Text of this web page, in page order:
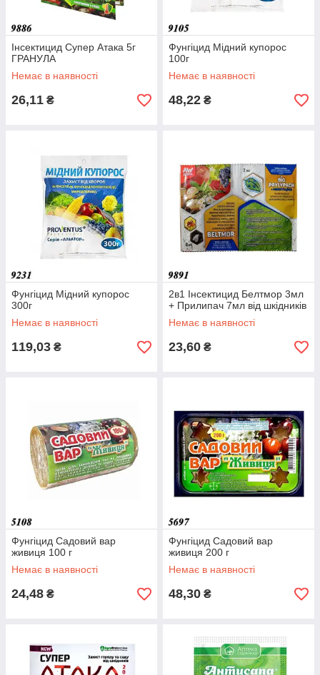
Інсектицид Супер Атака 5г
ГРАНУЛА
Немає в наявності
26,11 ₴
Фунгіцид Мідний купорос
100г
Немає в наявності
48,22 ₴
Фунгіцид Мідний купорос
300г
Немає в наявності
119,03 ₴
2в1 Інсектицид Белтмор 3мл
+ Прилипач 7мл від шкідників
Немає в наявності
23,60 ₴
Фунгіцид Садовий вар
живиця 100 г
Немає в наявності
24,48 ₴
Фунгіцид Садовий вар
живиця 200 г
Немає в наявності
48,30 ₴